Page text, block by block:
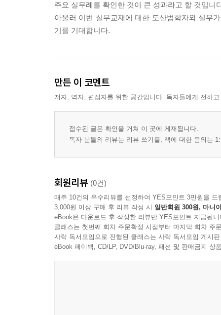
주요 실무례를 확인한 것이 큰 성과라고 할 것입
아울러 이번 실무교재에 대한 도산법학자와 실무
기를 기대합니다.
만든 이 코멘트
저자, 역자, 편집자를 위한 공간입니다. 독자들에게 전하
접수된 글은 확인을 거쳐 이 곳에 게재됩니다.
독자 분들의 리뷰는 리뷰 쓰기를, 책에 대한 문의는
회원리뷰 (0건)
매주 10건의 우수리뷰를 선정하여 YES포인트 3만원을 드
3,000원 이상 구매 후 리뷰 작성 시 일반회원 300원, 마니
eBook은 다운로드 후 작성한 리뷰만 YES포인트 지급됩니
클래스는 첫번째 회차 주문확정 시점부터 마지막 회차 주
사락 독서모임으로 진행된 클래스는 사락 독서모임 게시
eBook 페이백, CD/LP, DVD/Blu-ray, 패션 및 판매금지 상